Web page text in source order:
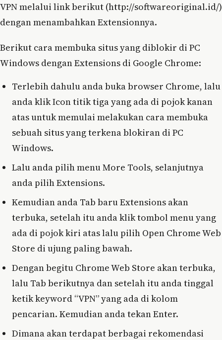
VPN melalui link berikut (http://softwareoriginal.id/)
dengan menambahkan Extensionnya.
Berikut cara membuka situs yang diblokir di PC
Windows dengan Extensions di Google Chrome:
Terlebih dahulu anda buka browser Chrome, lalu
anda klik Icon titik tiga yang ada di pojok kanan
atas untuk memulai melakukan cara membuka
sebuah situs yang terkena blokiran di PC
Windows.
Lalu anda pilih menu More Tools, selanjutnya
anda pilih Extensions.
Kemudian anda Tab baru Extensions akan
terbuka, setelah itu anda klik tombol menu yang
ada di pojok kiri atas lalu pilih Open Chrome Web
Store di ujung paling bawah.
Dengan begitu Chrome Web Store akan terbuka,
lalu Tab berikutnya dan setelah itu anda tinggal
ketik keyword “VPN” yang ada di kolom
pencarian. Kemudian anda tekan Enter.
Dimana akan terdapat berbagai rekomendasi